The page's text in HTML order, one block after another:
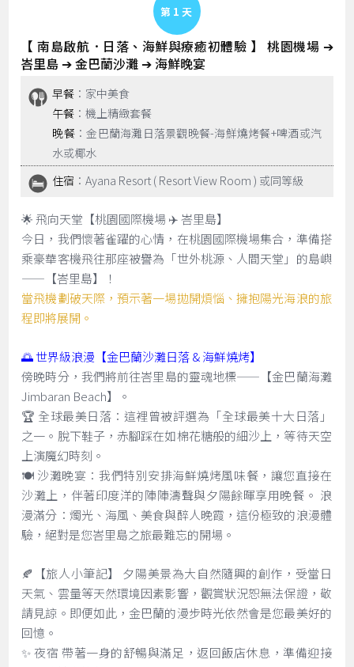
Day 1
【 南島啟航．日落、海鮮與療癒初體驗 】 桃園機場 ➔
峇里島 ➔ 金巴蘭沙灘 ➔ 海鮮晚宴
早餐 ：家中美食
午餐 ：機上精緻套餐
晚餐 ：金巴蘭海灘日落景觀晚餐-海鮮燒烤餐+啤酒或汽
水或椰水
住宿 ：Ayana Resort ( Resort View Room ) 或同等級
🌟 飛向天堂【桃園國際機場 ✈️ 峇里島】
今日，我們懷著雀躍的心情，在桃園國際機場集合，準備搭
乘豪華客機飛往那座被譽為「世外桃源、人間天堂」的島嶼
——【峇里島】！
當飛機劃破天際，預示著一場拋開煩惱、擁抱陽光海浪的旅
程即將展開。
🌅 世界級浪漫【金巴蘭沙灘日落 & 海鮮燒烤】
傍晚時分，我們將前往峇里島的靈魂地標——【金巴蘭海灘
Jimbaran Beach】。
🏆 全球最美日落：這裡曾被評選為「全球最美十大日落」
之一。脫下鞋子，赤腳踩在如棉花糖般的細沙上，等待天空
上演魔幻時刻。
🍽️ 沙灘晚宴：我們特別安排海鮮燒烤風味餐，讓您直接在
沙灘上，伴著印度洋的陣陣濤聲與夕陽餘暉享用晚餐。 浪
漫滿分：燭光、海風、美食與醉人晚霞，這份極致的浪漫體
驗，絕對是您峇里島之旅最難忘的開場。
🍂【旅人小筆記】 夕陽美景為大自然隨興的創作，受當日
天氣、雲量等天然環境因素影響，觀賞狀況恕無法保證，敬
請見諒。即便如此，金巴蘭的漫步時光依然會是您最美好的
回憶。
✨ 夜宿 帶著一身的舒暢與滿足，返回飯店休息，準備迎接